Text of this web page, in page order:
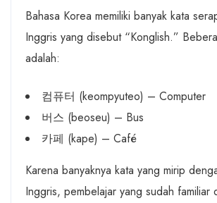
Bahasa Korea memiliki banyak kata
Inggris yang disebut “Konglish.”
adalah:
컴퓨터 (keompyuteo) – Computer
버스 (beoseu) – Bus
카페 (kape) – Café
Karena banyaknya kata yang mirip
Inggris, pembelajar yang sudah familiar